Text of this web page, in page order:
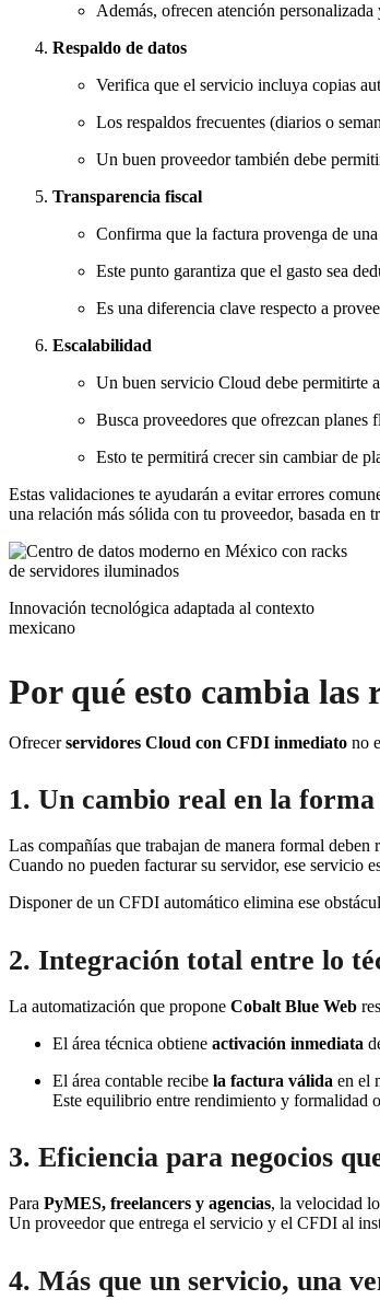
Además, ofrecen atención
Respaldo de datos
Verifica que el servicio incluya copias
Los respaldos frecuentes (diarios o
Un buen proveedor también debe
Transparencia fiscal
Confirma que la factura provenga de
Este punto garantiza que el gasto sea
Es una diferencia clave respecto a
Escalabilidad
Un buen servicio Cloud debe permitirte
Busca proveedores que ofrezcan planes
Esto te permitirá crecer sin cambiar de
Estas validaciones te ayudarán a evitar errores
una relación más sólida con tu proveedor, basada en
Innovación tecnológica adaptada al contexto
mexicano
Por qué esto cambia las
Ofrecerservidores Cloud con CFDI inmediato no
1. Un cambio real en la
Las compañías que trabajan de manera formal deben
Cuando no pueden facturar su servidor, ese servicio
Disponer de un CFDI automático elimina ese
2. Integración total entre lo
La automatización que propone Cobalt Blue Web
El área técnica obtiene activación inmediata
El área contable recibe la factura válida en el
Este equilibrio entre rendimiento y formalidad
3. Eficiencia para negocios
Para PyMES, freelancers y agencias, la velocidad
Un proveedor que entrega el servicio y el CFDI al
4. Más que un servicio, una